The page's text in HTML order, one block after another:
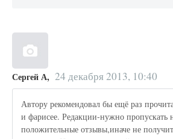
Сергей А, 24 декабря 2013, 10:40
Автору рекомендовал бы ещё раз
и фарисее. Редакции-нужно пропускать
положительные отзывы,иначе не